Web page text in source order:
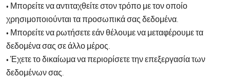
• Μπορείτε να αντιταχθείτε στον τρόπο με τον οποίο
χρησιμοποιούνται τα προσωπικά σας δεδομένα.
• Μπορείτε να ρωτήσετε εάν θέλουμε να μεταφέρουμε τα
δεδομένα σας σε άλλο μέρος.
• Έχετε το δικαίωμα να περιορίσετε την επεξεργασία των
δεδομένων σας.